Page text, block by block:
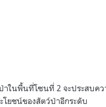
ในพื้นที่โซนที่ 2 จะประสบคว
โยชน์ของสัตว์ป่าอีกระดับ